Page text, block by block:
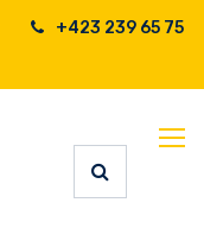
+423 239 65 75